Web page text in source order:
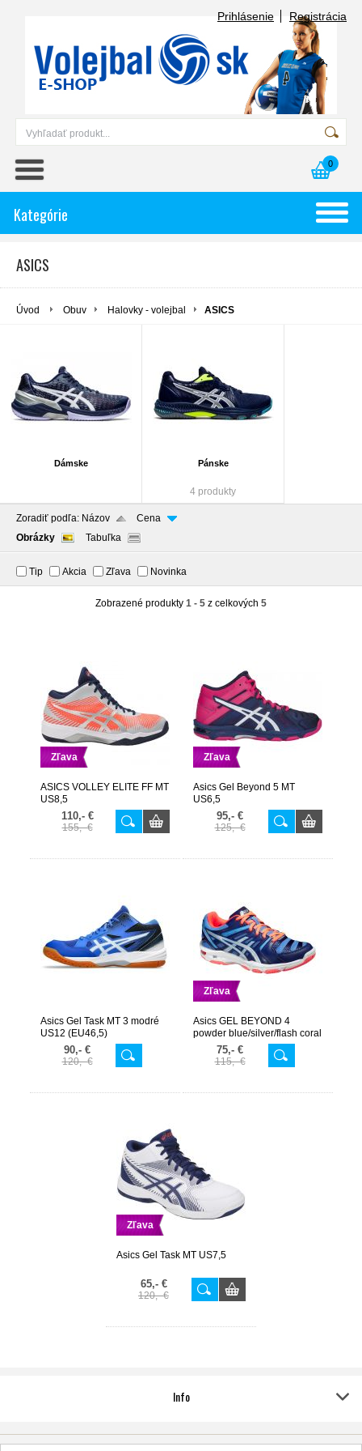
Prihlásenie Registrácia
0
Kategórie
ASICS
Úvod Obuv Halovky - volejbal ASICS
Dámske Pánske
4 produkty
Zoradiť podľa: Názov
Cena
Obrázky
Tabuľka
Tip Akcia Zľava Novinka
Zobrazené produkty 1 - 5 z celkových 5
Zľava
ASICS VOLLEY ELITE FF MT
US8,5
110,- €
155,- €
Zľava
Asics Gel Beyond 5 MT
US6,5
95,- €
125,- €
Asics Gel Task MT 3 modré
US12 (EU46,5)
90,- €
120,- €
Zľava
Asics GEL BEYOND 4
powder blue/silver/flash coral
veľ. EURO 40,5
75,- €
115,- €
Zľava
Asics Gel Task MT US7,5
65,- €
120,- €
Info